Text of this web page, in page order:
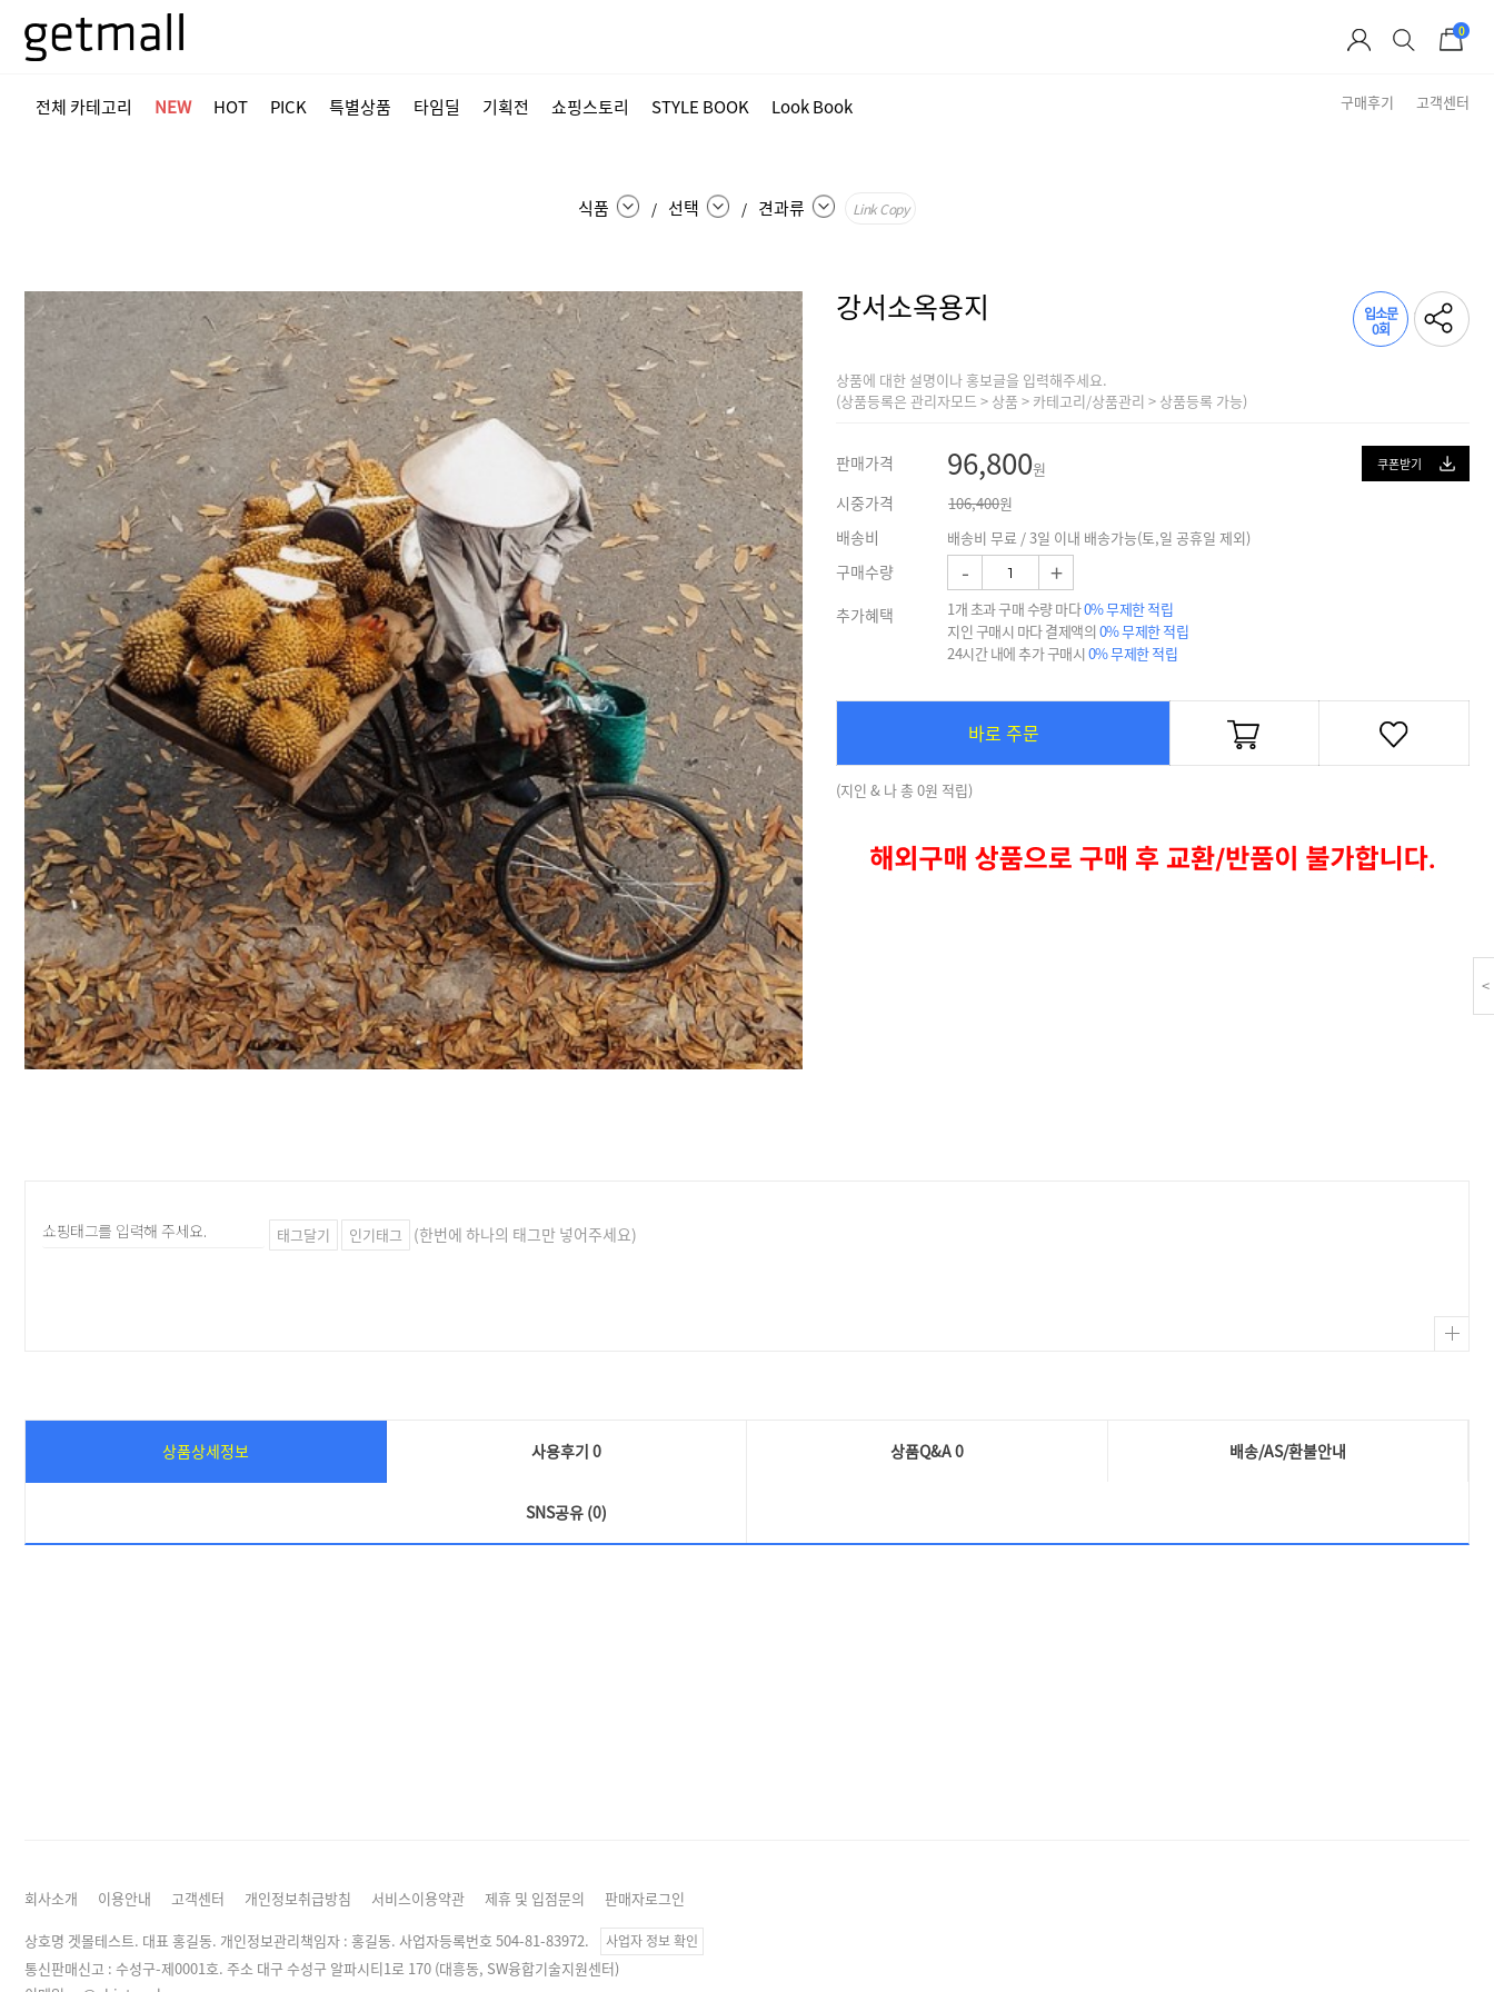
0
전체 카테고리 NEW HOT PICK 특별상품 타임딜 기획전 쇼핑스토리 STYLE BOOK Look Book 구매후기 고객센터
식품 / 선택 / 견과류 Link Copy
강서소옥용지 입소문
0회
상품에 대한 설명이나 홍보글을 입력해주세요.
(상품등록은 관리자모드 > 상품 > 카테고리/상품관리 > 상품등록 가능)
쿠폰받기
판매가격 96,800원
시중가격 106,400원
배송비 배송비 무료 / 3일 이내 배송가능(토,일 공휴일 제외)
구매수량 - +
추가혜택 1개 초과 구매 수량 마다0% 무제한 적립
지인 구매시 마다 결제액의 0% 무제한 적립
24시간 내에 추가 구매시0% 무제한 적립
바로 주문
(지인 & 나 총 0원 적립)
태그달기 인기태그 (한번에 하나의 태그만 넣어주세요)
상품상세정보 사용후기 0 상품Q&A0 배송/AS/환불안내
SNS공유 (0)
회사소개 이용안내 고객센터 개인정보취급방침 서비스이용약관 제휴 및 입점문의
판매자로그인
상호명 겟몰테스트. 대표 홍길동. 개인정보관리책임자 : 홍길동. 사업자등록번호 504-81-83972. 사업자 정보 확인
통신판매신고 : 수성구-제0001호. 주소 대구 수성구 알파시티1로 170 (대흥동, SW융합기술지원센터)
<